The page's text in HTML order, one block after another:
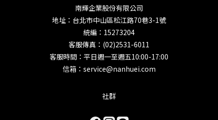
南輝企業股份有限公司
地址：台北市中山區松江路70巷3-1號
統編：15273204
客服傳真：(02)2531-6011
客服時間：平日週一至週五10:00-17:00
信箱：service@nanhuei.com
社群